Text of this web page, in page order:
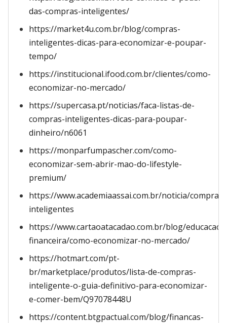
das-compras-inteligentes/
https://market4u.com.br/blog/compras-
inteligentes-dicas-para-economizar-e-poupar-
tempo/
https://institucional.ifood.com.br/clientes/como-
economizar-no-mercado/
https://supercasa.pt/noticias/faca-listas-de-
compras-inteligentes-dicas-para-poupar-
dinheiro/n6061
https://monparfumpascher.com/como-
economizar-sem-abrir-mao-do-lifestyle-
premium/
https://www.academiaassai.com.br/noticia/compras-
inteligentes
https://www.cartaoatacadao.com.br/blog/educacao-
financeira/como-economizar-no-mercado/
https://hotmart.com/pt-
br/marketplace/produtos/lista-de-compras-
inteligente-o-guia-definitivo-para-economizar-
e-comer-bem/Q97078448U
https://content.btgpactual.com/blog/financas-